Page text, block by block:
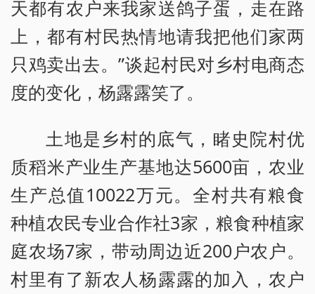
天都有农户来我家送鸽子蛋，走在路
上，都有村民热情地请我把他们家两
只鸡卖出去。”谈起村民对乡村电商态
度的变化，杨露露笑了。
土地是乡村的底气，睹史院村优
质稻米产业生产基地达5600亩，农业
生产总值10022万元。全村共有粮食
种植农民专业合作社3家，粮食种植家
庭农场7家，带动周边近200户农户。
村里有了新农人杨露露的加入，农户